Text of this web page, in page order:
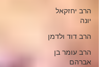
הרב יחזקאל
יונה
הרב דוד ולדמן
הרב עומר בן
אברהם